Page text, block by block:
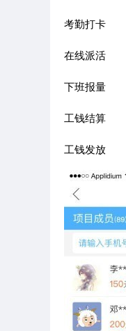
考勤打卡
在线派活
下班报量
工钱结算
工钱发放